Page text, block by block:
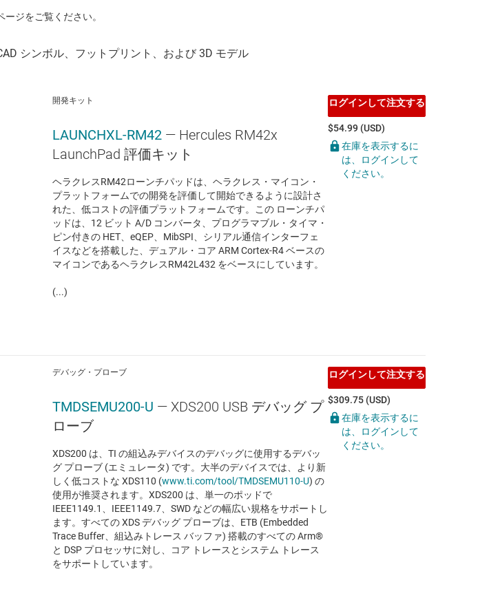
ジをご覧ください。
開発キット
LAUNCHXL-RM42 — Hercules RM42x
LaunchPad 評価キット
ヘラクレスRM42ローンチパッドは、ヘラクレス・マイコン・
プラットフォームでの開発を評価して開始できるように設計さ
れた、低コストの評価プラットフォームです。この ローンチパ
ッドは、12 ビット A/D コンバータ、プログラマブル・タイマ・
ピン付きの HET、eQEP、MibSPI、シリアル通信インターフェ
イスなどを搭載した、デュアル・コア ARM Cortex-R4 ベースの
マイコンであるヘラクレスRM42L432 をベースにしています。
(...)
ログインして注文する
$54.99 (USD)
在庫を表示するに
は、ログインして
ください。
デバッグ・プローブ
TMDSEMU200-U — XDS200 USB デバッグ プ
ローブ
XDS200 は、TI の組込みデバイスのデバッグに使用するデバッ
グ プローブ (エミュレータ) です。大半のデバイスでは、より新
しく低コストな XDS110 (www.ti.com/tool/TMDSEMU110-U) の
使用が推奨されます。XDS200 は、単一のポッドで
IEEE1149.1、IEEE1149.7、SWD などの幅広い規格をサポートし
ます。すべての XDS デバッグ プローブは、ETB (Embedded
Trace Buffer、組込みトレース バッファ) 搭載のすべての Arm®
と DSP プロセッサに対し、コア トレースとシステム トレース
をサポートしています。
ログインして注文する
$309.75 (USD)
在庫を表示するに
は、ログインして
ください。